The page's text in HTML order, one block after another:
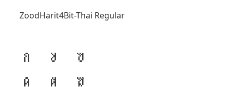
ZoodHarit4Bit-Thai Regular
ก ข ฃ
ค ฅ ฆ